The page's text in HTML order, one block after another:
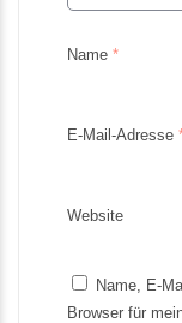
Name *
E-Mail-Adresse
Website
Name, E-
Browser für